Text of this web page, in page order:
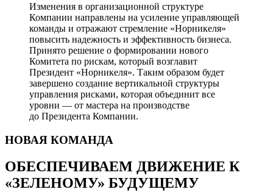
Изменения в организационной структуре
Компании направлены на усиление управляющей
команды и отражают стремление «Норникеля»
повысить надежность и эффективность бизнеса.
Принято решение о формировании нового
Комитета по рискам, который возглавит
Президент «Норникеля». Таким образом будет
завершено создание вертикальной структуры
управления рисками, которая объединит все
уровни — от мастера на производстве
до Президента Компании.
НОВАЯ КОМАНДА
ОБЕСПЕЧИВАЕМ ДВИЖЕНИЕ К
«ЗЕЛЕНОМУ» БУДУЩЕМУ